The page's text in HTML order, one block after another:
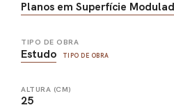
Planos em Superfície
TIPO DE OBRA
Estudo TIPO DE OBRA
ALTURA (CM)
25